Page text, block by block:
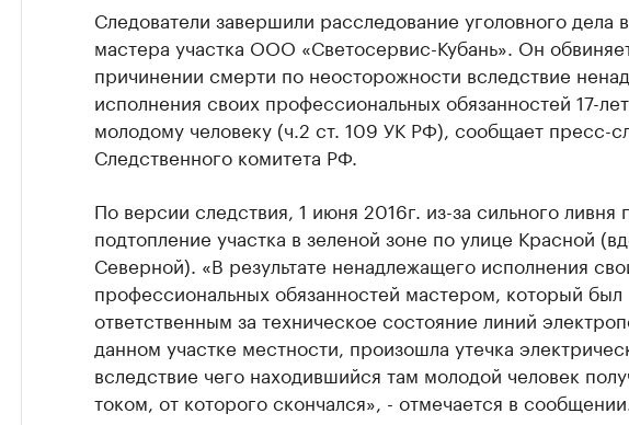
Следователи завершили расследование уголовного дела
мастера участка ООО «Светосервис-Кубань». Он
причинении смерти по неосторожности вследствие
исполнения своих профессиональных обязанностей 17-
молодому человеку (ч.2 ст. 109 УК РФ), сообщает пресс-
Следственного комитета РФ.
По версии следствия, 1 июня 2016г. из-за сильного ливня
подтопление участка в зеленой зоне по улице Красной
Северной). «В результате ненадлежащего исполнения
профессиональных обязанностей мастером, который был
ответственным за техническое состояние линий
данном участке местности, произошла утечка
вследствие чего находившийся там молодой человек
током, от которого скончался», - отмечается в сообщении.